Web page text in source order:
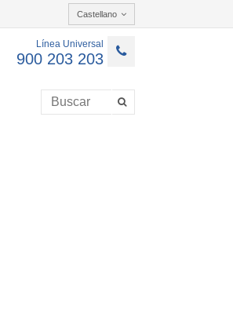
Castellano
Línea Universal
900 203 203